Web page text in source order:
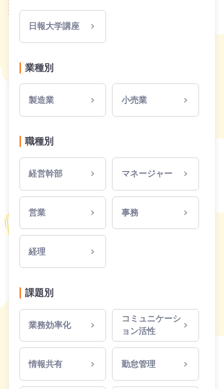
日報大学講座
業種別
製造業 小売業
職種別
経営幹部 マネージャー
営業 事務
経理
課題別
業務効率化
コミュニケーシ
ョン活性
情報共有 勤怠管理